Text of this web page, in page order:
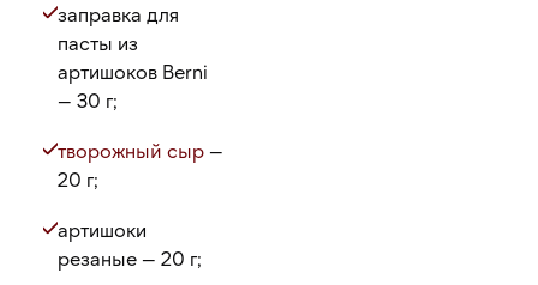
заправка для
пасты из
артишоков Berni
— 30 г;
творожный сыр —
20 г;
артишоки
резаные — 20 г;